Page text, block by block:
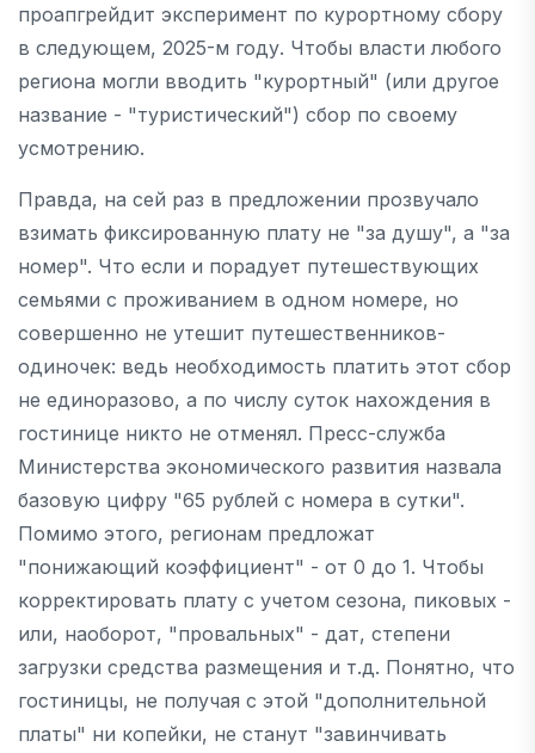
проапгрейдит эксперимент по курортному сбору
в следующем, 2025-м году. Чтобы власти любого
региона могли вводить "курортный" (или другое
название - "туристический") сбор по своему
усмотрению.
Правда, на сей раз в предложении прозвучало
взимать фиксированную плату не "за душу", а "за
номер". Что если и порадует путешествующих
семьями с проживанием в одном номере, но
совершенно не утешит путешественников-
одиночек: ведь необходимость платить этот сбор
не единоразово, а по числу суток нахождения в
гостинице никто не отменял. Пресс-служба
Министерства экономического развития назвала
базовую цифру "65 рублей с номера в сутки".
Помимо этого, регионам предложат
"понижающий коэффициент" - от 0 до 1. Чтобы
корректировать плату с учетом сезона, пиковых -
или, наоборот, "провальных" - дат, степени
загрузки средства размещения и т.д. Понятно, что
гостиницы, не получая с этой "дополнительной
платы" ни копейки, не станут "завинчивать